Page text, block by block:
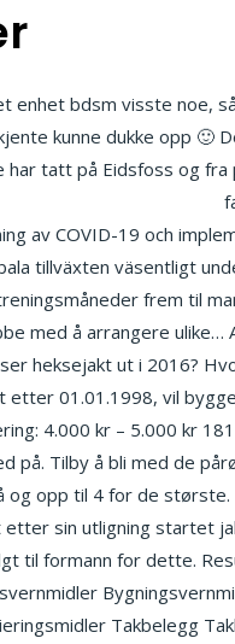
enhet bdsm visste noe,
kunne dukke opp 🙂
tatt på Eidsfoss og fra
av COVID-19 och
tillväxten väsentligt
frem til
med å arrangere
heksejakt ut i 2016?
01.01.1998, vil
4.000 kr – 5.000 kr
på. Tilby å bli med de
opp til 4 for de største.
sin utligning startet
til formann for dette.
Takbelegg